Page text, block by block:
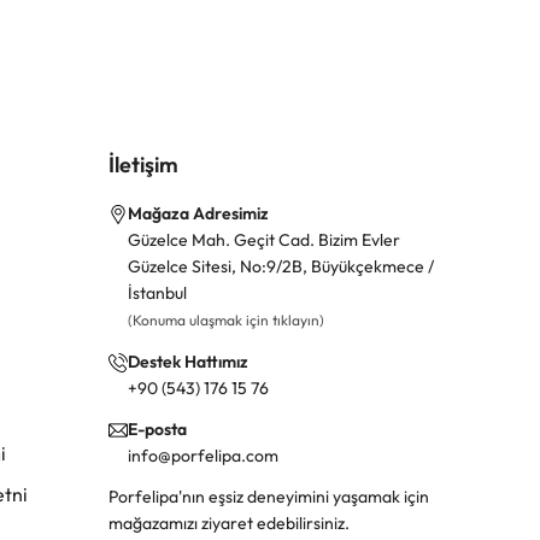
İletişim
Mağaza Adresimiz
Güzelce Mah. Geçit Cad. Bizim Evler
Güzelce Sitesi, No:9/2B, Büyükçekmece /
İstanbul
(Konuma ulaşmak için tıklayın)
Destek Hattımız
+90 (543) 176 15 76
E-posta
info@porfelipa.com
Porfelipa'nın eşsiz deneyimini yaşamak için
mağazamızı ziyaret edebilirsiniz.